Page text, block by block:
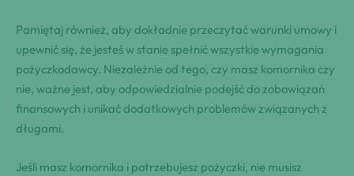
Pamiętaj również,⁢ aby dokładnie⁤ przeczytać warunki​ umowy i
upewnić się, że jesteś w stanie spełnić wszystkie wymagania
pożyczkodawcy.⁢ Niezależnie od tego, czy masz komornika​ czy
nie, ważne jest,​ aby odpowiedzialnie podejść do zobowiązań
finansowych i unikać dodatkowych problemów związanych‍ z ​
długami.
Jeśli masz komornika i potrzebujesz pożyczki, nie musisz